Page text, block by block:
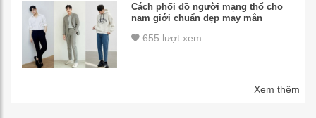
Cách phối đồ người mạng thổ cho
nam giới chuẩn đẹp may mắn
655 lượt xem
Xem thêm